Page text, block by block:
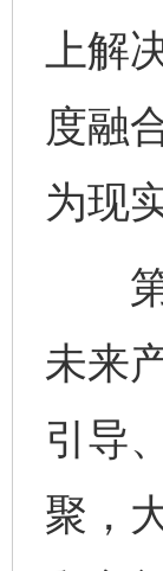
上解
度融
为现
第
未来
引导
聚，